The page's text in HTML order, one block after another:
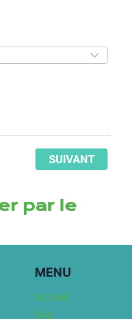
SUIVANT
par le
MENU
Accueil
FAQ